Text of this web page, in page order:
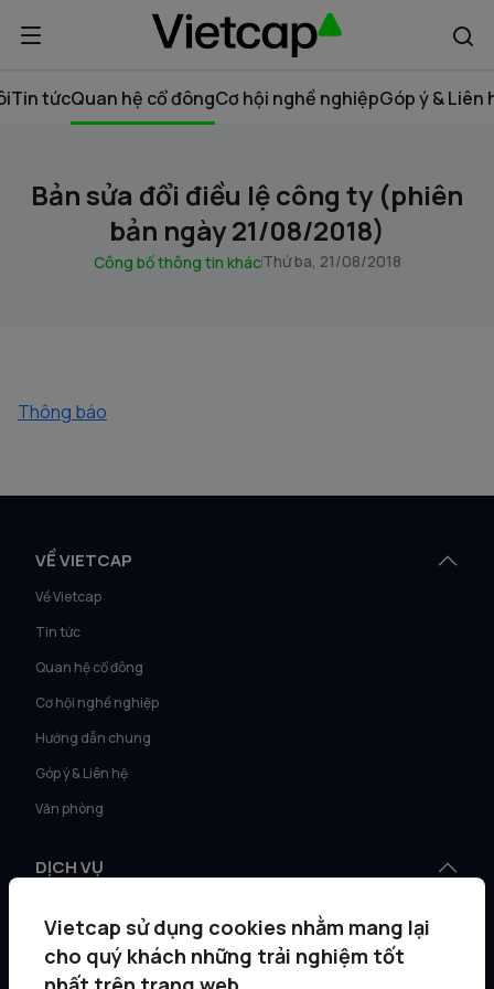
Tin tứcQuan hệ cổ đôngCơ hội nghề nghiệpGóp ý & Liên
Bản sửa đổi điều lệ công ty (phiên
bản ngày 21/08/2018)
Công bố thông tin khácThứ ba, 21/08/2018
Thông báo
VỀ VIETCAP
Về Vietcap
Tin tức
Quan hệ cổ đông
Cơ hội nghề nghiệp
Hướng dẫn chung
Góp ý & Liên hệ
Văn phòng
DỊCH VỤ
Môi giới KH tổ chức
Quản lý gia sản
Vietcap sử dụng cookies nhằm mang lại
cho quý khách những trải nghiệm tốt